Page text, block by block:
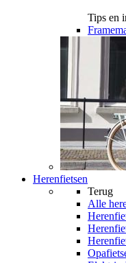
Tips en
Herenfietsen
Terug
Alle